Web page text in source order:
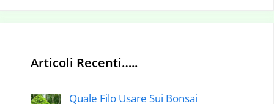
Articoli Recenti…..
Quale Filo Usare Sui Bonsai